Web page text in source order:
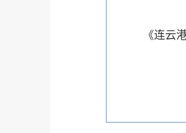
《连云